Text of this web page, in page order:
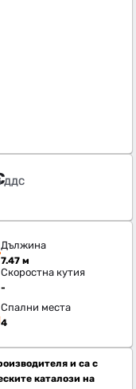
ДДС
Дължина
7.47 м
Скоростна кутия
-
Спални места
4
и са с
каталози на